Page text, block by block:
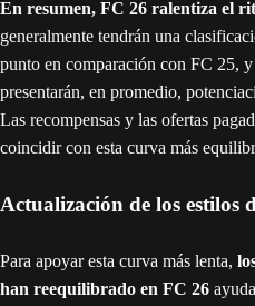
En resumen, FC 26 ralentiza el
generalmente tendrán una
punto en comparación con FC 25, y
presentarán, en promedio,
Las recompensas y las ofertas
coincidir con esta curva más
Actualización de los estilos
Para apoyar esta curva más lenta,
han reequilibrado en FC 26